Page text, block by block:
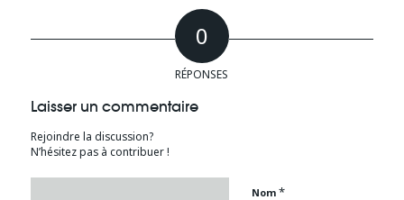
0
RÉPONSES
Laisser un commentaire
Rejoindre la discussion?
N’hésitez pas à contribuer !
Nom *